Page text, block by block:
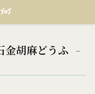
金胡麻どうふ
–